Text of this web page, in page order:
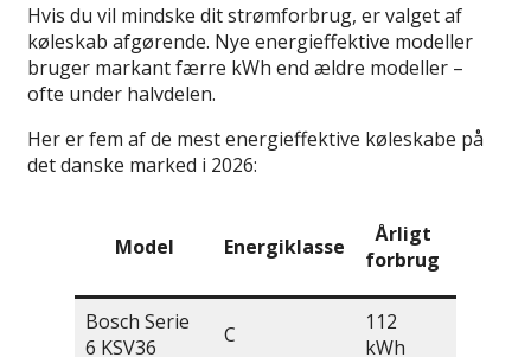
Hvis du vil mindske dit strømforbrug, er valget af
køleskab afgørende. Nye energieffektive modeller
bruger markant færre kWh end ældre modeller –
ofte under halvdelen.
Her er fem af de mest energieffektive køleskabe på
det danske marked i 2026:
Model Energiklasse
Årligt
forbrug
Bosch Serie
6 KSV36
C
112
kWh